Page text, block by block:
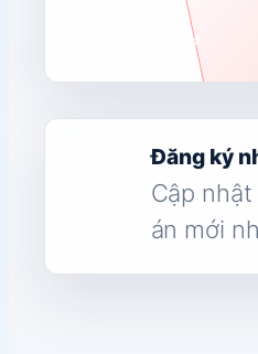
→
Đăng ký
Cập
án mới